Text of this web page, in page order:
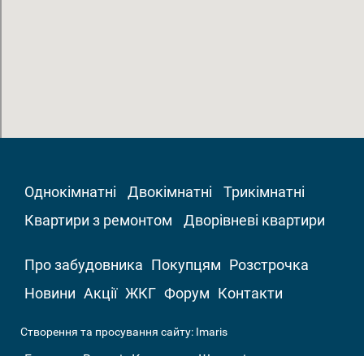
Однокімнатні Двокімнатні
Трикімнатні
Квартири з ремонтом
Дворівневі квартири
Про забудовника Покупцям Розстрочка
Новини Акції ЖКГ Форум Контакти
Створення та просування сайту: Imaris